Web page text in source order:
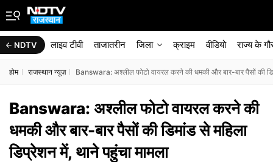
NDTV लाइव टीवी ताजातरीन जिला क्राइम वीडियो राज्‍य के
होम राजस्थान न्यूज़ Banswara: अश्लील फोटो वायरल करने की धमकी और बार-बार पैसों की
Banswara: अश्लील फोटो वायरल करने की
धमकी और बार-बार पैसों की डिमांड से महिला
डिप्रेशन में, थाने पहुंचा मामला